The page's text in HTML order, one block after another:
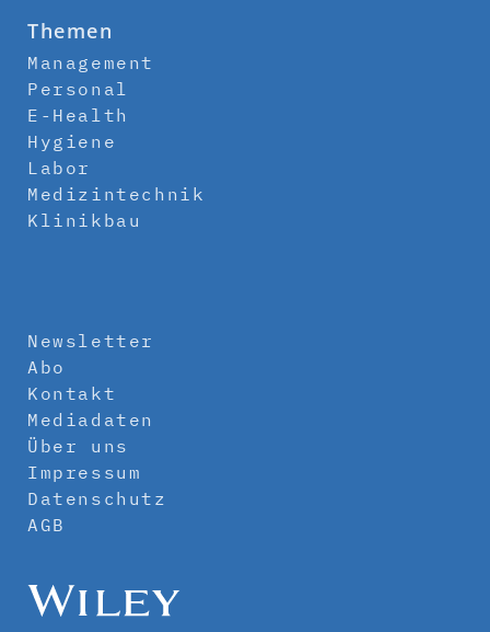
Themen
Management
Personal
E-Health
Hygiene
Labor
Medizintechnik
Klinikbau
Newsletter
Abo
Kontakt
Mediadaten
Über uns
Impressum
Datenschutz
AGB